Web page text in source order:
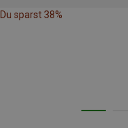
Du sparst 38%